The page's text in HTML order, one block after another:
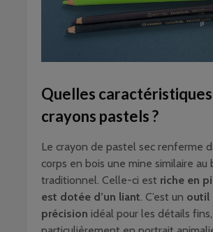
Quelles
crayons pastels ?
Le crayon de pastel sec renferme
corps en bois une mine similaire au
traditionnel. Celle-ci est riche en
est dotée d’un liant . C’est un outil
précision idéal pour les détails fins,